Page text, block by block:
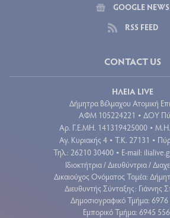
GOOGLE NEWS
RSS FEED
CONTACT US
ΗΛΕΙΑ LIVE
Δήμητρα Βέλμαχου Ατομική
ΑΦΜ 105224221 • ΔΟΥ
Aρ. Γ.Ε.ΜΗ. 141319425000 •
Αγ. Κυριακής 4 • Τ.Κ. 27131 •
Τηλ.: 26210 30400 • E-mail:
Ιδιοκτήτρια / Διευθύντρια /
Δικαιούχος Ονόματος Τομέα:
Διευθυντής Σύνταξης: Γιάννης
Δημοσιογραφικό Τμήμα:
Εμπορικό Τμήμα: 6945